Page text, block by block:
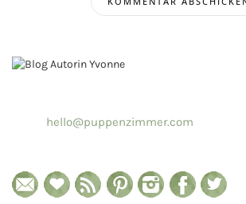
hello@puppenzimmer.com